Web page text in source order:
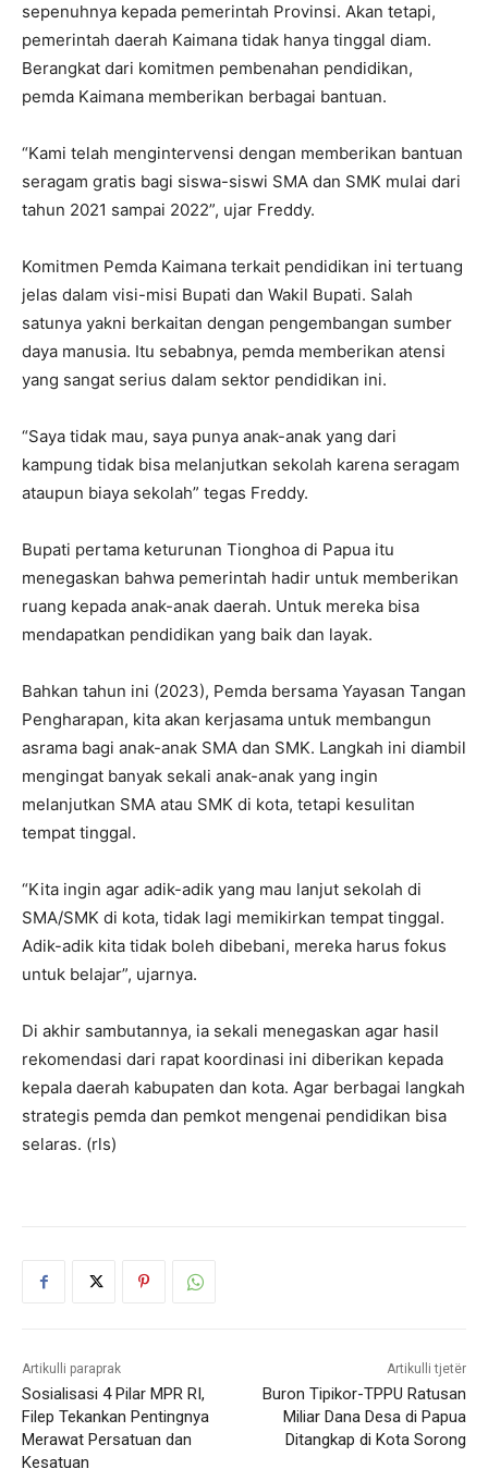
sepenuhnya kepada pemerintah Provinsi. Akan tetapi,
pemerintah daerah Kaimana tidak hanya tinggal diam.
Berangkat dari komitmen pembenahan pendidikan,
pemda Kaimana memberikan berbagai bantuan.
“Kami telah mengintervensi dengan memberikan bantuan
seragam gratis bagi siswa-siswi SMA dan SMK mulai dari
tahun 2021 sampai 2022”, ujar Freddy.
Komitmen Pemda Kaimana terkait pendidikan ini tertuang
jelas dalam visi-misi Bupati dan Wakil Bupati. Salah
satunya yakni berkaitan dengan pengembangan sumber
daya manusia. Itu sebabnya, pemda memberikan atensi
yang sangat serius dalam sektor pendidikan ini.
“Saya tidak mau, saya punya anak-anak yang dari
kampung tidak bisa melanjutkan sekolah karena seragam
ataupun biaya sekolah” tegas Freddy.
Bupati pertama keturunan Tionghoa di Papua itu
menegaskan bahwa pemerintah hadir untuk memberikan
ruang kepada anak-anak daerah. Untuk mereka bisa
mendapatkan pendidikan yang baik dan layak.
Bahkan tahun ini (2023), Pemda bersama Yayasan Tangan
Pengharapan, kita akan kerjasama untuk membangun
asrama bagi anak-anak SMA dan SMK. Langkah ini diambil
mengingat banyak sekali anak-anak yang ingin
melanjutkan SMA atau SMK di kota, tetapi kesulitan
tempat tinggal.
“Kita ingin agar adik-adik yang mau lanjut sekolah di
SMA/SMK di kota, tidak lagi memikirkan tempat tinggal.
Adik-adik kita tidak boleh dibebani, mereka harus fokus
untuk belajar”, ujarnya.
Di akhir sambutannya, ia sekali menegaskan agar hasil
rekomendasi dari rapat koordinasi ini diberikan kepada
kepala daerah kabupaten dan kota. Agar berbagai langkah
strategis pemda dan pemkot mengenai pendidikan bisa
selaras. (rls)
Artikulli paraprak
Sosialisasi 4 Pilar MPR RI,
Filep Tekankan Pentingnya
Merawat Persatuan dan
Kesatuan
Artikulli tjetër
Buron Tipikor-TPPU Ratusan
Miliar Dana Desa di Papua
Ditangkap di Kota Sorong